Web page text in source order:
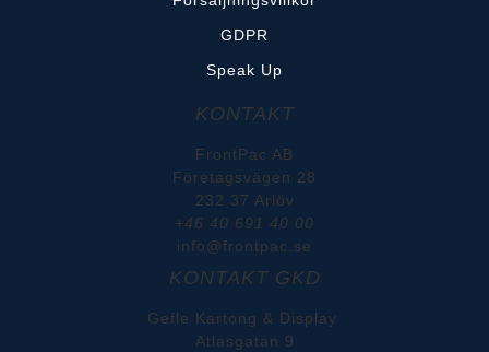
GDPR
Speak Up
KONTAKT
FrontPac AB
Företagsvägen 28
232 37 Arlöv
+46 40 691 40 00
info@frontpac.se
KONTAKT GKD
Gefle Kartong & Display
Atlasgatan 9